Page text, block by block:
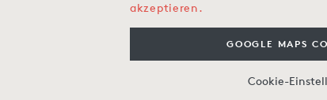
akzeptieren.
GOOGLE MAPS
Cookie-